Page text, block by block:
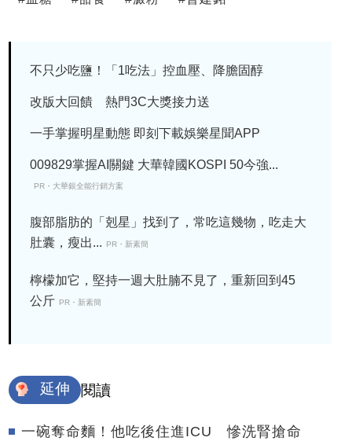
不只少吃鹽！「1吃法」控血壓、降膽固醇
改版大回饋 熱門3C大獎接力送
一手掌握明星動態 即刻下載娛樂星聞APP
009829掌握AI關鍵 大華韓國KOSPI 50今強...
PR・大華銀全能行銷方案
腹部脂肪的「剋星」找到了，常吃這幾物，吃走大
肚囊，瘦出...
PR・新素簡
檸檬加它，堅持一週大肚腩不見了，重新回到45
公斤 PR・新素簡
延伸 閱讀
一碗奪命麵！他吃後住進ICU 慘洗腎搶命